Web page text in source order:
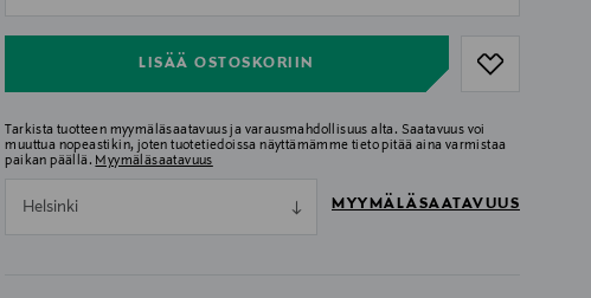
LISÄÄ OSTOSKORIIN
Tarkista tuotteen myymäläsaatavuus ja varausmahdollisuus alta. Saatavuus voi
muuttua nopeastikin, joten tuotetiedoissa näyttämämme tieto pitää aina varmistaa
paikan päällä. Myymäläsaatavuus
Helsinki MYYMÄLÄSAATAVUUS